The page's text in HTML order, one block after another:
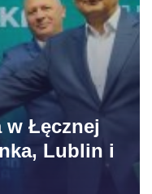
w Łęcznej
Lublin i